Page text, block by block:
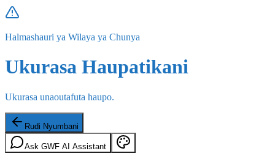
Halmashauri ya Wilaya ya Chunya
Ukurasa Haupatikani
Ukurasa unaoutafuta haupo.
Rudi Nyumbani
Ask GWF AI Assistant